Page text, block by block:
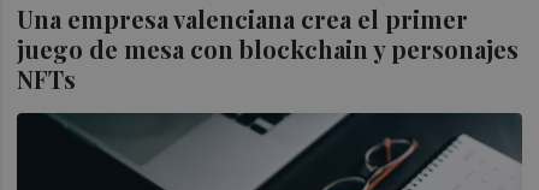
Una empresa valenciana crea el primer
juego de mesa con blockchain y personajes
NFTs